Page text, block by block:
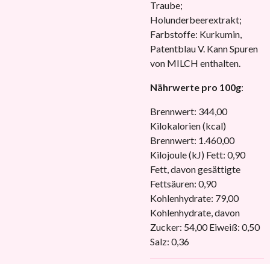
Traube;
Holunderbeerextrakt;
Farbstoffe: Kurkumin,
Patentblau V. Kann Spuren
von MILCH enthalten.
Nährwerte pro 100g:
Brennwert: 344,00
Kilokalorien (kcal)
Brennwert: 1.460,00
Kilojoule (kJ) Fett: 0,90
Fett, davon gesättigte
Fettsäuren: 0,90
Kohlenhydrate: 79,00
Kohlenhydrate, davon
Zucker: 54,00 Eiweiß: 0,50
Salz: 0,36